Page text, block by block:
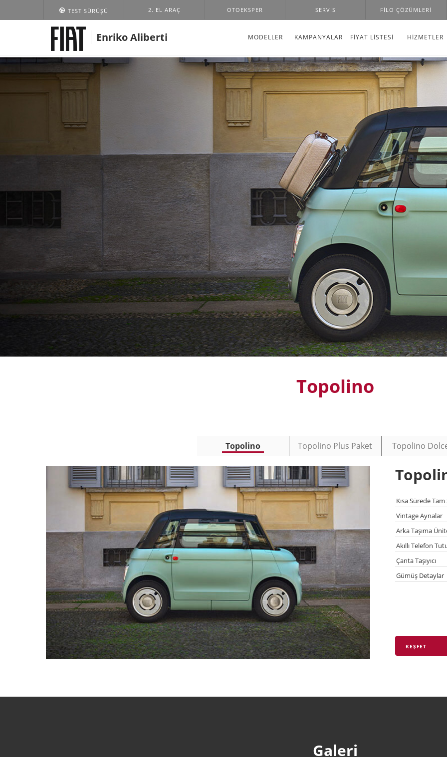
TEST SÜRÜŞÜ 2. EL ARAÇ OTOEKSPER SERVIS FILO ÇÖZÜMLERI
Enriko Aliberti MODELLER KAMPANYALAR FİYAT LİSTESİ HIZMETLER
Topolino
Topolino Topolino Plus Paket Topolino
Kısa Sürede Tam
Vintage Aynalar
Arka Taşıma
Akıllı Telefon
Çanta Taşıyıcı
Gümüş Detaylar
KEŞFET
Galeri